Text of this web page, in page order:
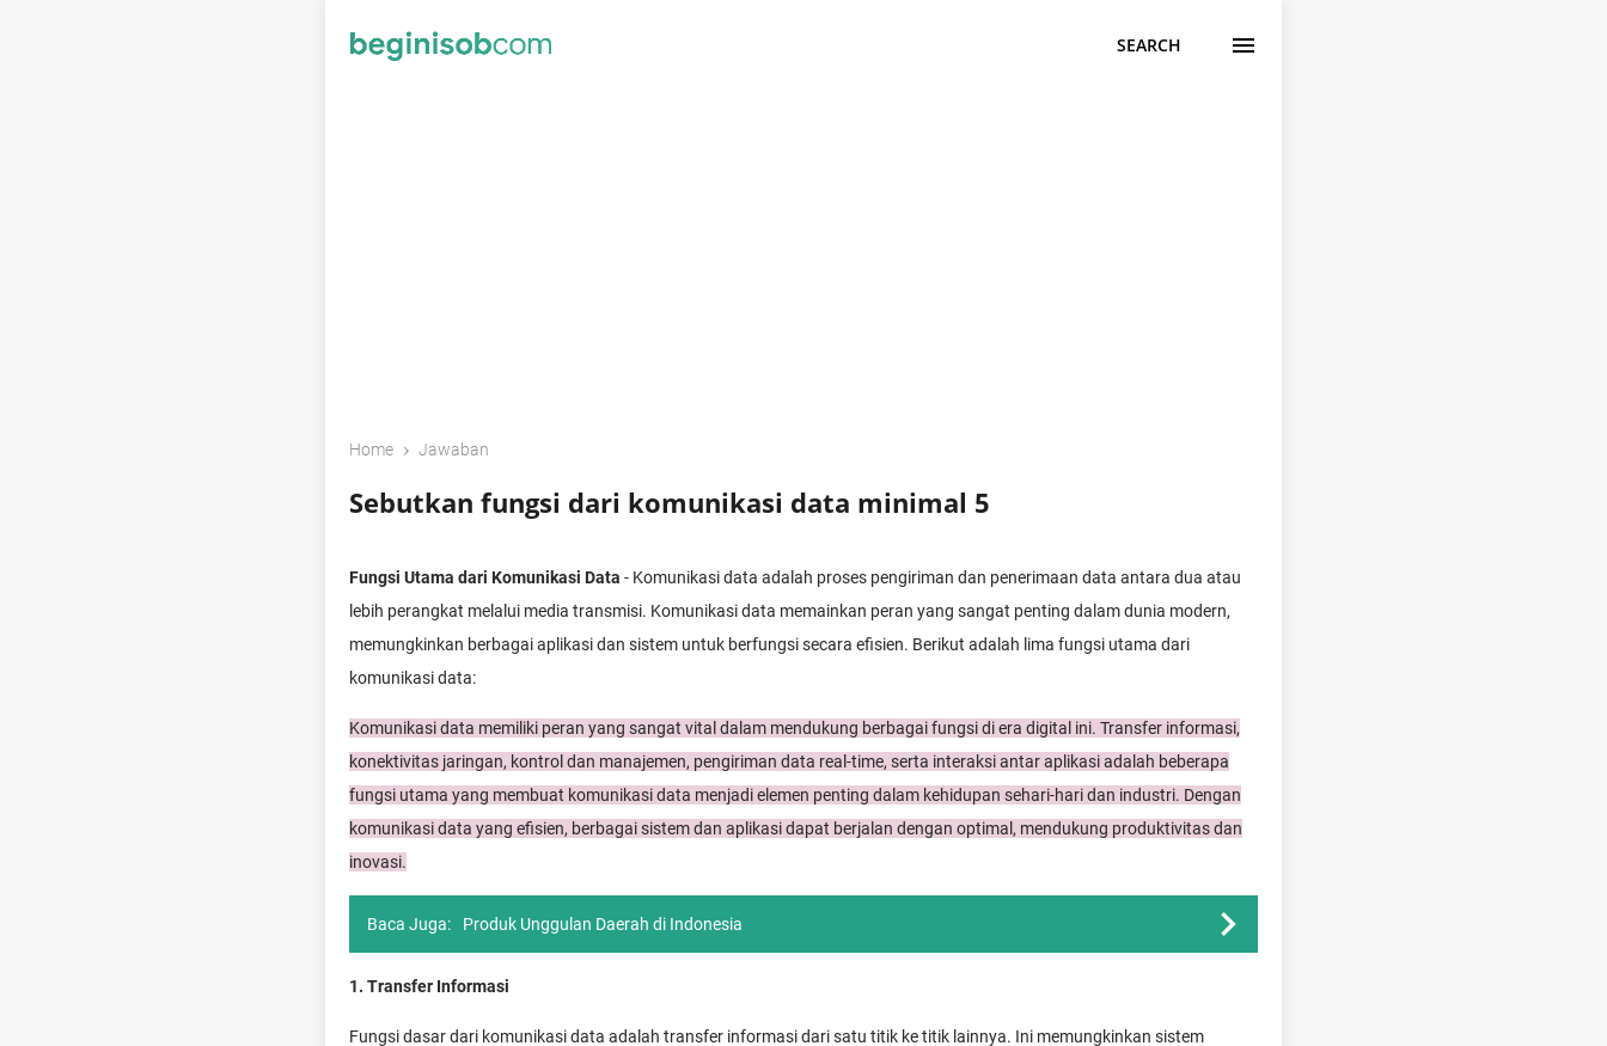
SEARCH
Home › Jawaban
Sebutkan fungsi dari komunikasi data minimal 5
Fungsi Utama dari Komunikasi Data - Komunikasi data adalah proses pengiriman dan penerimaan data antara dua atau
lebih perangkat melalui media transmisi. Komunikasi data memainkan peran yang sangat penting dalam dunia modern,
memungkinkan berbagai aplikasi dan sistem untuk berfungsi secara efisien. Berikut adalah lima fungsi utama dari
komunikasi data:
Komunikasi data memiliki peran yang sangat vital dalam mendukung berbagai fungsi di era digital ini. Transfer informasi,
konektivitas jaringan, kontrol dan manajemen, pengiriman data real-time, serta interaksi antar aplikasi adalah beberapa
fungsi utama yang membuat komunikasi data menjadi elemen penting dalam kehidupan sehari-hari dan industri. Dengan
komunikasi data yang efisien, berbagai sistem dan aplikasi dapat berjalan dengan optimal, mendukung produktivitas dan
inovasi.
Baca Juga: Produk Unggulan Daerah di Indonesia
1. Transfer Informasi
Fungsi dasar dari komunikasi data adalah transfer informasi dari satu titik ke titik lainnya. Ini memungkinkan sistem